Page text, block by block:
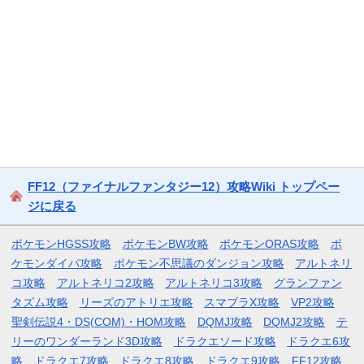
FF12（ファイナルファンタジー12）攻略Wiki トップペー
ジに戻る
ポケモンHGSS攻略 ポケモンBW攻略 ポケモンORAS攻略
ポ
ケモンダイパ攻略
ポケモン不思議のダンジョン攻略
アルトネリ
コ攻略
アルトネリコ2攻略 アルトネリコ3攻略
グランファン
タズム攻略
リーズのアトリエ攻略 スマブラX攻略
VP2攻略
聖剣伝説4・DS(COM)・HOM攻略
DQMJ攻略 DQMJ2攻略
テ
リーのワンダーランド3D攻略
ドラクエソード攻略
ドラクエ6攻
略
ドラクエ7攻略 ドラクエ8攻略 ドラクエ9攻略 FF12攻略